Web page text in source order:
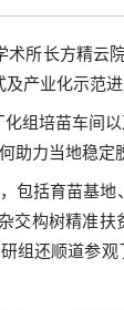
所长方精云
产业化示范进
组培苗车间
力当地稳定
包括育苗基地、
构树精准
组还顺道参